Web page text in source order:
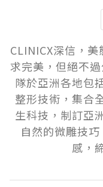
CLINICX深信，
求完美，但絕不
隊於亞洲各地包
整形技術，集合
生科技，制訂亞
自然的微雕技
感，